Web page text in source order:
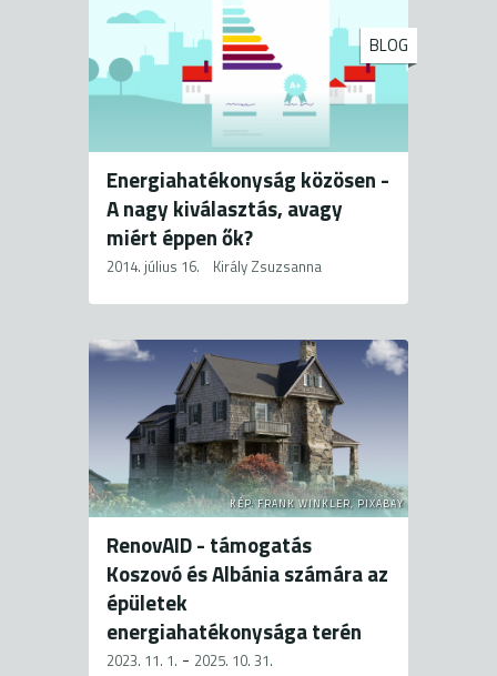
BLOG
Energiahatékonyság közösen -
A nagy kiválasztás, avagy
miért éppen ők?
2014. július 16. Király Zsuzsanna
KÉP: FRANK WINKLER, PIXABAY
RenovAID - támogatás
Koszovó és Albánia számára az
épületek
energiahatékonysága terén
2023. 11. 1. - 2025. 10. 31.